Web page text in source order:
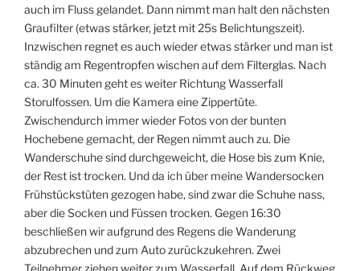
auch im Fluss gelandet. Dann nimmt man halt den nächsten
Graufilter (etwas stärker, jetzt mit 25s Belichtungszeit).
Inzwischen regnet es auch wieder etwas stärker und man ist
ständig am Regentropfen wischen auf dem Filterglas. Nach
ca. 30 Minuten geht es weiter Richtung Wasserfall
Storulfossen. Um die Kamera eine Zippertüte.
Zwischendurch immer wieder Fotos von der bunten
Hochebene gemacht, der Regen nimmt auch zu. Die
Wanderschuhe sind durchgeweicht, die Hose bis zum Knie,
der Rest ist trocken. Und da ich über meine Wandersocken
Frühstückstüten gezogen habe, sind zwar die Schuhe nass,
aber die Socken und Füssen trocken. Gegen 16:30
beschließen wir aufgrund des Regens die Wanderung
abzubrechen und zum Auto zurückzukehren. Zwei
Teilnehmer ziehen weiter zum Wasserfall. Auf dem Rückweg